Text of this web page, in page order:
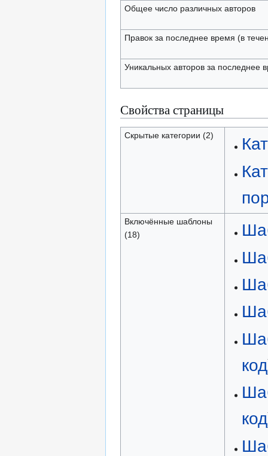
Общее число различных авторов
Правок за последнее время (в
Уникальных авторов за последнее
Свойства страницы
Скрытые категории (2)
Включённые шаблоны
(18)
код
код